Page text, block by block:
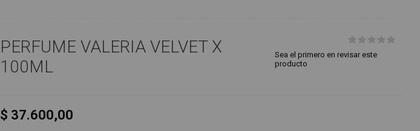
PERFUME VALERIA VELVET X
100ML
Sea el primero en revisar este
producto
$ 37.600,00